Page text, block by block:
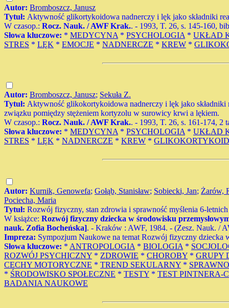
Autor: Bromboszcz, Janusz
Tytuł: Aktywność glikortykoidowa nadnerczy i lęk jako składniki
W czasop.: Rocz. Nauk. / AWF Krak.. - 1993, T. 26, s. 145-160,
Słowa kluczowe: * MEDYCYNA * PSYCHOLOGIA * UKŁAD
STRES * LĘK * EMOCJE * NADNERCZE * KREW *
Autor: Bromboszcz, Janusz; Sekuła Z.
Tytuł: Aktywność glikokortykoidowa nadnerczy i lęk jako składniki
związku pomiędzy stężeniem kortyzolu w surowicy krwi a lękiem.
W czasop.: Rocz. Nauk. / AWF Krak.. - 1993, T. 26, s. 161-174, 2
Słowa kluczowe: * MEDYCYNA * PSYCHOLOGIA * UKŁAD
STRES * LĘK * NADNERCZE * KREW * GLIKOKORTYKOID
Autor: Kurnik, Genowefa; Gołąb, Stanisław; Sobiecki, Jan; Żarów,
Pociecha, Maria
Tytuł: Rozwój fizyczny, stan zdrowia i sprawność myślenia 6-
W książce: Rozwój fizyczny dziecka w środowisku
nauk. Zofia Bocheńska]. - Kraków : AWF, 1984. - (Zesz. Nauk. /
Impreza: Sympozjum Naukowe na temat Rozwój fizyczny dziecka
Słowa kluczowe: * ANTROPOLOGIA * BIOLOGIA *
ROZWÓJ PSYCHICZNY * ZDROWIE * CHOROBY * GRUPY
CECHY MOTORYCZNE * TREND SEKULARNY *
* ŚRODOWISKO SPOŁECZNE * TESTY * TEST PINTNERA-
BADANIA NAUKOWE